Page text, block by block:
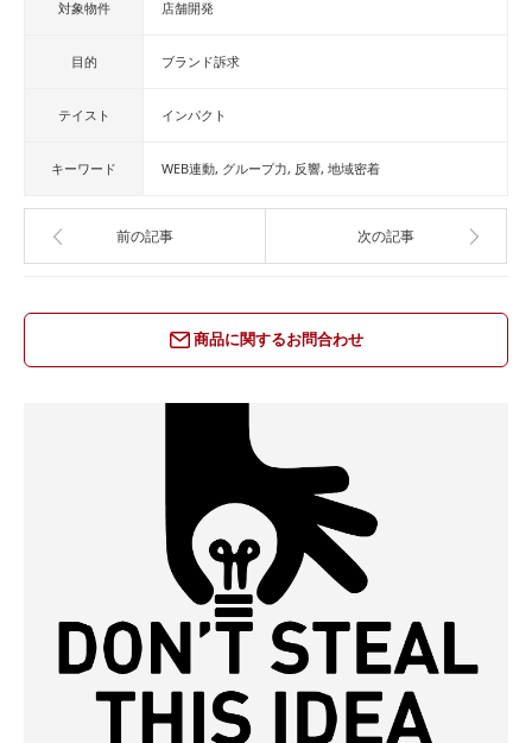
対象物件 店舗開発
目的 ブランド訴求
テイスト インパクト
キーワード WEB連動 グループ力 反響 地域密着
前の記事 次の記事
商品に関するお問合わせ